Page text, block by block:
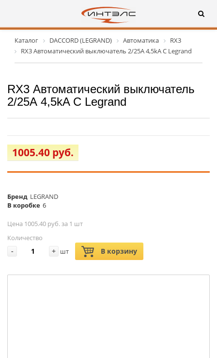
Каталог DACCORD (LEGRAND) Автоматика
RX3
RX3 Автоматический выключатель 2/25А 4,5kA C Legrand
RX3 Автоматический выключатель
2/25А 4,5kA C Legrand
1005.40 руб.
Бренд LEGRAND
В коробке 6
Цена 1005.40 руб. за 1 шт
Количество
- + шт В корзину